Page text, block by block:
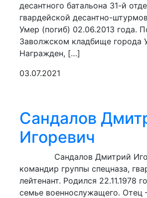
десантного батальона 31-й
гвардейской десантно-
Умер (погиб) 02.06.2013 года.
Заволжском кладбище города
Награжден, […]
03.07.2021
Сандалов
Игоревич
Сандалов Дмитрий
командир группы спецназа,
лейтенант. Родился 22.11.1978
семье военнослужащего.